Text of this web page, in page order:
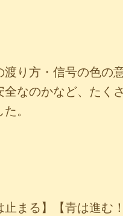
渡り方・信号の色の
全なのかなど、たく
。
止まる】【青は進む